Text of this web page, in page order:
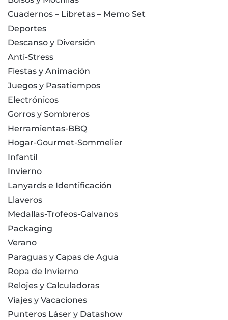
Cuadernos – Libretas – Memo Set
Deportes
Descanso y Diversión
Anti-Stress
Fiestas y Animación
Juegos y Pasatiempos
Electrónicos
Gorros y Sombreros
Herramientas-BBQ
Hogar-Gourmet-Sommelier
Infantil
Invierno
Lanyards e Identificación
Llaveros
Medallas-Trofeos-Galvanos
Packaging
Verano
Paraguas y Capas de Agua
Ropa de Invierno
Relojes y Calculadoras
Viajes y Vacaciones
Punteros Láser y Datashow